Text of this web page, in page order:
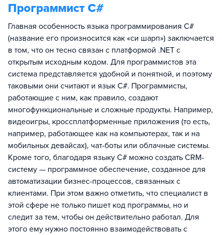
Программист C#
Главная особенность языка программирования C#
(название его произносится как «си шарп») заключается
в том, что он тесно связан с платформой .NET с
открытым исходным кодом. Для программистов эта
система представляется удобной и понятной, и поэтому
таковыми они считают и язык C#. Программисты,
работающие с ним, как правило, создают
многофункциональные и сложные продукты. Например,
видеоигры, кроссплатформенные приложения (то есть,
например, работающее как на компьютерах, так и на
мобильных девайсах), чат-боты или облачные системы.
Кроме того, благодаря языку C# можно создать CRM-
систему — программное обеспечение, созданное для
автоматизации бизнес-процессов, связанных с
клиентами. При этом важно отметить, что специалист в
этой сфере не только пишет код программы, но и
следит за тем, чтобы он действительно работал. Для
этого ему нужно постоянно взаимодействовать с